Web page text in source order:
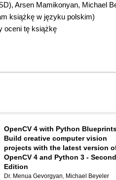
, Arsen Mamikonyan, Michael
książkę w języku polskim)
oceni tę książkę
OpenCV 4 with Python
Build creative computer vision
projects with the latest version
OpenCV 4 and Python 3 - Second
Edition
Dr. Menua Gevorgyan, Michael Beyeler